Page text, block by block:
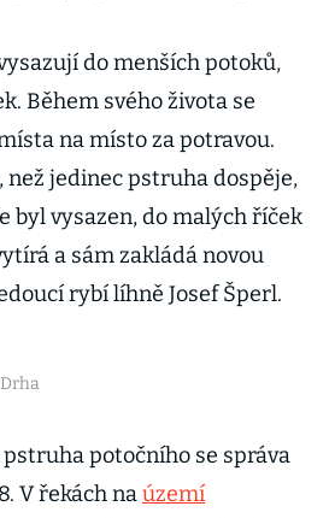
do menších potoků,
Během svého života se
na místo za potravou.
než jedinec pstruha dospěje,
byl vysazen, do malých říček
a sám zakládá novou
rybí líhně Josef Šperl.
potočního se správa
V řekách naúzemí